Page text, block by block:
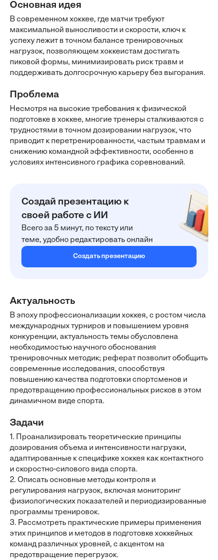
Основная идея
В современном хоккее, где матчи требуют
максимальной выносливости и скорости, ключ к
успеху лежит в точном балансе тренировочных
нагрузок, позволяющем хоккеистам достигать
пиковой формы, минимизировать риск травм и
поддерживать долгосрочную карьеру без выгорания.
Проблема
Несмотря на высокие требования к физической
подготовке в хоккее, многие тренеры сталкиваются с
трудностями в точном дозировании нагрузок, что
приводит к перетренированности, частым травмам и
снижению командной эффективности, особенно в
условиях интенсивного графика соревнований.
Создай презентацию к
своей работе с ИИ
Всего за 5 минут, по тексту или
теме, удобно редактировать онлайн
Создать презентацию
Актуальность
В эпоху профессионализации хоккея, с ростом числа
международных турниров и повышением уровня
конкуренции, актуальность темы обусловлена
необходимостью научного обоснования
тренировочных методик; реферат позволит обобщить
современные исследования, способствуя
повышению качества подготовки спортсменов и
предотвращению профессиональных рисков в этом
динамичном виде спорта.
Задачи
1. Проанализировать теоретические принципы
дозирования объема и интенсивности нагрузки,
адаптированные к специфике хоккея как контактного
и скоростно-силового вида спорта.
2. Описать основные методы контроля и
регулирования нагрузок, включая мониторинг
физиологических показателей и периодизированные
программы тренировок.
3. Рассмотреть практические примеры применения
этих принципов и методов в подготовке хоккейных
команд различных уровней, с акцентом на
предотвращение перегрузок.